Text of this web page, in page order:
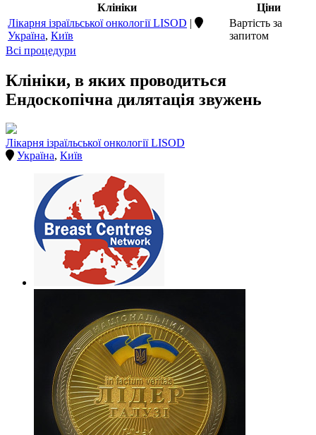
Клініки
Ціни
Лікарня ізраїльської онкології LISOD |
Україна, Київ
Вартість за
запитом
Всі процедури
Клініки, в яких проводиться
Ендоскопічна дилятація звужень
Лікарня ізраїльської онкології LISOD
Україна, Київ